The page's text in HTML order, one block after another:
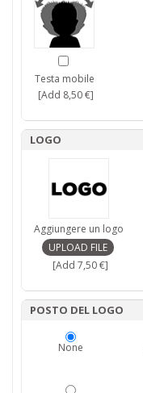
Testa mobile
[Add 8,50 €]
LOGO
Aggiungere un logo
[Add 7,50 €]
POSTO DEL LOGO
None